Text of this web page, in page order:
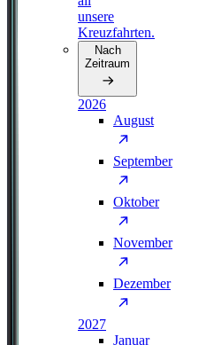
unsere
Kreuzfahrten.
Nach
Zeitraum
2026
August
September
Oktober
November
Dezember
2027
Januar